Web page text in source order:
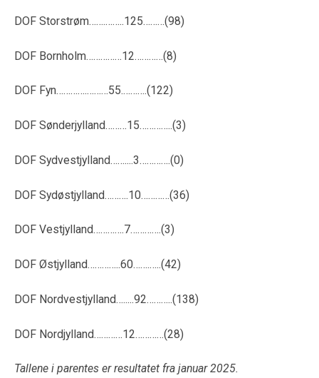
DOF Storstrøm…….……..125………(98)
DOF Bornholm……………12…………(8)
DOF Fyn………….………55.……….(122)
DOF Sønderjylland………15…………..(3)
DOF Sydvestjylland……....3………….(0)
DOF Sydøstjylland……….10…………(36)
DOF Vestjylland………….7………….(3)
DOF Østjylland…………..60…….…..(42)
DOF Nordvestjylland….....92………..(138)
DOF Nordjylland…………12…………(28)
Tallene i parentes er resultatet fra januar 2025.